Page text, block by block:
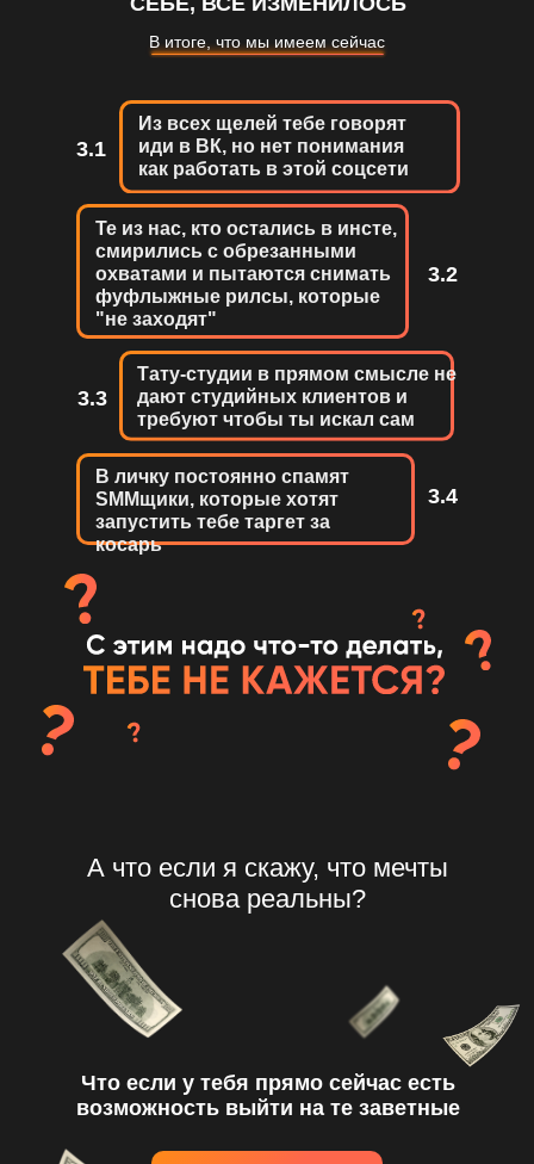
В итоге, что мы имеем сейчас
Тату-студии в прямом смысле не
дают студийных клиентов и
требуют чтобы ты искал сам
Из всех щелей тебе говорят
иди в ВК, но нет понимания
как работать в этой соцсети
В личку постоянно спамят
SMMщики, которые хотят
запустить тебе таргет за
косарь
Те из нас, кто остались в инсте,
смирились с обрезанными
охватами и пытаются снимать
фуфлыжные рилсы, которые
"не заходят"
3.1
3.2
3.3
3.4
А что если я скажу, что мечты
снова реальны?
Что если у тебя прямо сейчас есть
возможность выйти на те заветные